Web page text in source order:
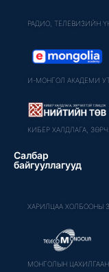
РАДИО, ТЕЛЕВИЗИЙН
И-МОНГОЛ АКАДЕМИ
КИБЕР ХАЛДЛАГА,
Салбар
байгууллагууд
ХАРИЛЦАА ХОЛБООНЫ
МОНГОЛЫН